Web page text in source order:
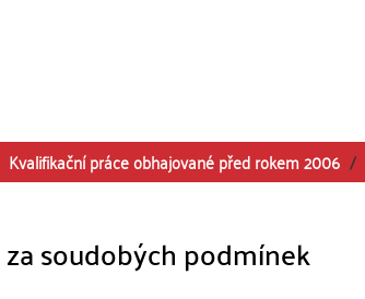
Kvalifikační práce obhajované před rokem 2006
soudobých podmínek